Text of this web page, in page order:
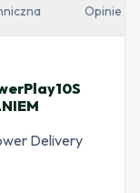
Opinie
Delivery